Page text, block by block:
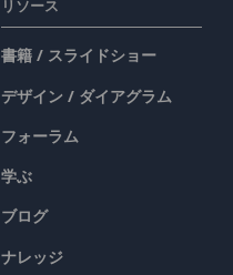
リソース
書籍 / スライドショー
デザイン / ダイアグラム
フォーラム
学ぶ
ブログ
ナレッジ